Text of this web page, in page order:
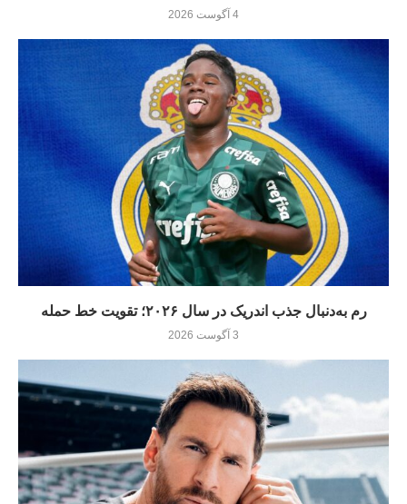
4 آگوست 2026
رم به‌دنبال جذب اندریک در سال ۲۰۲۶؛ تقویت خط حمله
3 آگوست 2026